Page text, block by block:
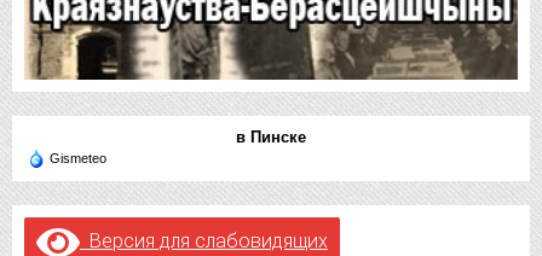
в Пинске
Gismeteo
Версия для слабовидящих